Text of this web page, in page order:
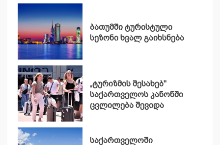
ბათუმში ტურისტული
სეზონი ხვალ გაიხსნება
„ტურიზმის შესახებ"
საქართველოს კანონში
ცვლილება შევიდა
საქართველოში